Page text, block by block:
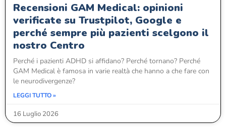
Recensioni GAM Medical: opinioni
verificate su Trustpilot, Google e
perché sempre più pazienti scelgono il
nostro Centro
Perché i pazienti ADHD si affidano? Perché tornano? Perché
GAM Medical è famosa in varie realtà che hanno a che fare con
le neurodivergenze?
LEGGI TUTTO »
16 Luglio 2026